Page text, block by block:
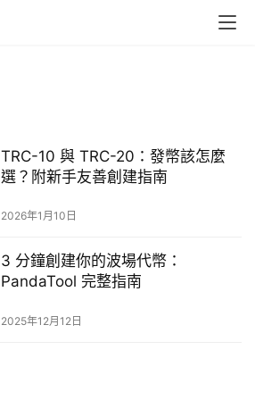
TRC-10 與 TRC-20：發幣該怎麼
選？附新手友善創建指南
2026年1月10日
3 分鐘創建你的波場代幣：
PandaTool 完整指南
2025年12月12日